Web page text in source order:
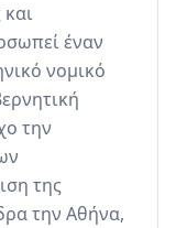
έναν
νομικό
την
της
την Αθήνα,